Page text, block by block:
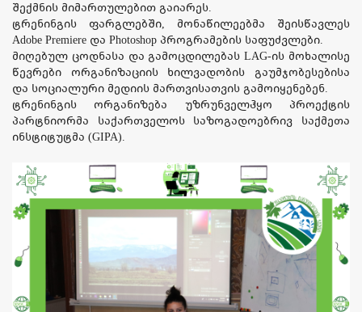
შექმნის მიმართულებით გაიარეს.
ტრენინგის ფარგლებში, მონაწილეებმა შეისწავლეს
Adobe Premiere და Photoshop პროგრამების საფუძვლები.
მიღებულ ცოდნასა და გამოცდილებას LAG-ის მოხალისე
წევრები ორგანიზაციის ხილვადობის გაუმჯობესებისა
და სოციალური მედიის მართვისათვის გამოიყენებენ.
ტრენინგის ორგანიზება უზრუნველჰყო პროექტის
პარტნიორმა საქართველოს საზოგადოებრივ საქმეთა
ინსტიტუტმა (GIPA).